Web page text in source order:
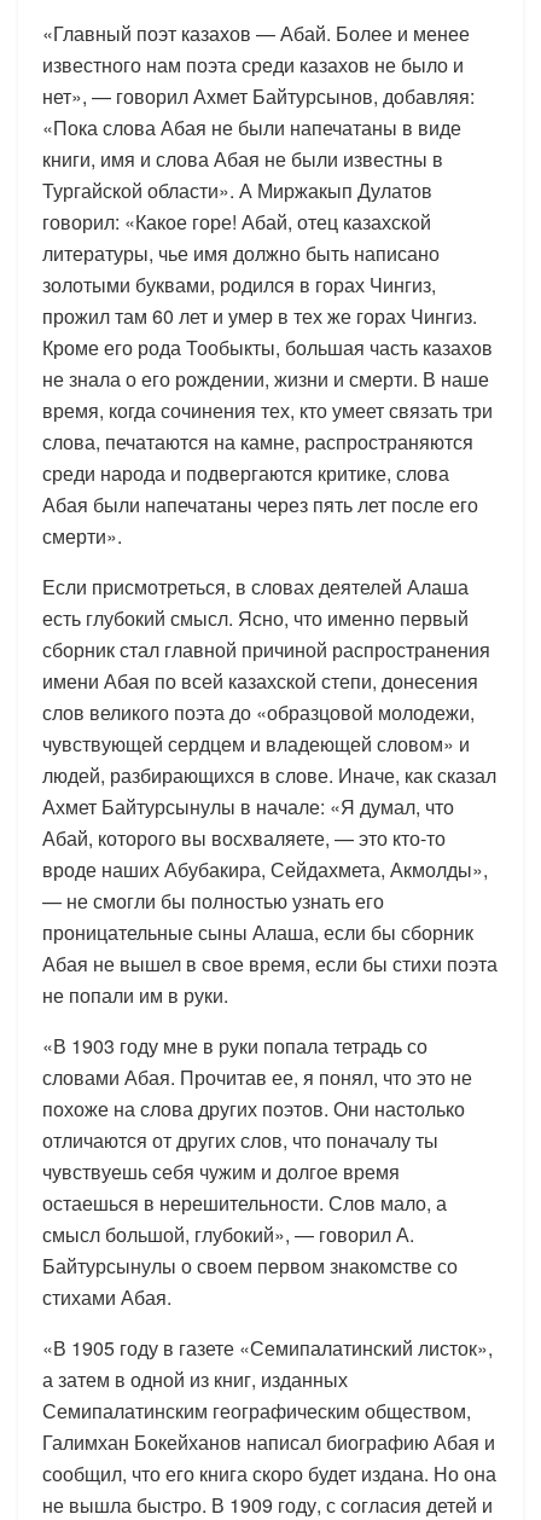
«Главный поэт казахов — Абай. Более и менее
известного нам поэта среди казахов не было и
нет», — говорил Ахмет Байтурсынов, добавляя:
«Пока слова Абая не были напечатаны в виде
книги, имя и слова Абая не были известны в
Тургайской области». А Миржакып Дулатов
говорил: «Какое горе! Абай, отец казахской
литературы, чье имя должно быть написано
золотыми буквами, родился в горах Чингиз,
прожил там 60 лет и умер в тех же горах Чингиз.
Кроме его рода Тообыкты, большая часть казахов
не знала о его рождении, жизни и смерти. В наше
время, когда сочинения тех, кто умеет связать три
слова, печатаются на камне, распространяются
среди народа и подвергаются критике, слова
Абая были напечатаны через пять лет после его
смерти».
Если присмотреться, в словах деятелей Алаша
есть глубокий смысл. Ясно, что именно первый
сборник стал главной причиной распространения
имени Абая по всей казахской степи, донесения
слов великого поэта до «образцовой молодежи,
чувствующей сердцем и владеющей словом» и
людей, разбирающихся в слове. Иначе, как сказал
Ахмет Байтурсынулы в начале: «Я думал, что
Абай, которого вы восхваляете, — это кто-то
вроде наших Абубакира, Сейдахмета, Акмолды»,
— не смогли бы полностью узнать его
проницательные сыны Алаша, если бы сборник
Абая не вышел в свое время, если бы стихи поэта
не попали им в руки.
«В 1903 году мне в руки попала тетрадь со
словами Абая. Прочитав ее, я понял, что это не
похоже на слова других поэтов. Они настолько
отличаются от других слов, что поначалу ты
чувствуешь себя чужим и долгое время
остаешься в нерешительности. Слов мало, а
смысл большой, глубокий», — говорил А.
Байтурсынулы о своем первом знакомстве со
стихами Абая.
«В 1905 году в газете «Семипалатинский листок»,
а затем в одной из книг, изданных
Семипалатинским географическим обществом,
Галимхан Бокейханов написал биографию Абая и
сообщил, что его книга скоро будет издана. Но она
не вышла быстро. В 1909 году, с согласия детей и